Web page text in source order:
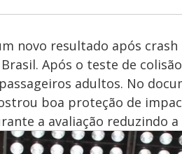
novo resultado após
Após o teste de
adultos. No
boa proteção de
a avaliação reduzindo a